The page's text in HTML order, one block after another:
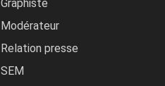
Graphiste
Modérateur
Relation presse
SEM